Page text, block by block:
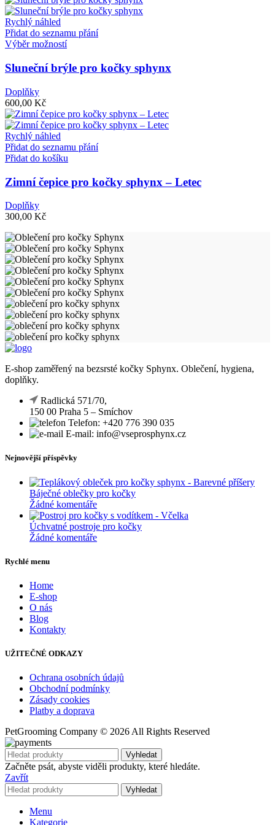
vybrat
na
stránce
produktu
Rychlý náhled
Přidat do seznamu přání
Výběr možnostíTento
má
více
lze
vybrat
na
stránce
produktu
Sluneční brýle pro kočky sphynx
Doplňky
600,00 Kč
Rychlý náhled
Přidat do seznamu přání
Přidat do košíku
Zimní čepice pro kočky sphynx – Letec
Doplňky
300,00 Kč
E-shop zaměřený na bezsrsté kočky Sphynx. Oblečení, hygiena,
doplňky.
Radlická 571/70,
150 00 Praha 5 – Smíchov
Telefon: +420 776 390 035
E-mail: info@vseprosphynx.cz
Nejnovější příspěvky
Báječné oblečky pro kočky
Žádné komentáře
Úchvatné postroje pro kočky
Žádné komentáře
Rychlé menu
Home
E-shop
O nás
Blog
Kontakty
UŽITEČNÉ ODKAZY
Ochrana osobních údajů
Obchodní podmínky
Zásady cookies
Platby a doprava
PetGrooming Company © 2026 All Rights Reserved
Vyhledat
Začněte psát, abyste viděli produkty, které hledáte.
Zavřít
Vyhledat
Menu
Kategorie